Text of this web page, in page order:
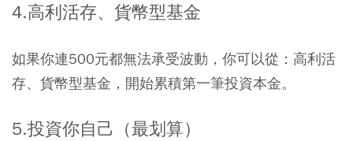
4.高利活存、貨幣型基金
如果你連500元都無法承受波動，你可以從：高利活
存、貨幣型基金，開始累積第一筆投資本金。
5.投資你自己（最划算）